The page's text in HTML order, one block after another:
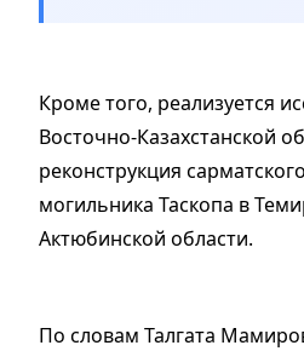
Кроме того, реализуется
Восточно-Казахстанской
реконструкция
могильника Таскопа в
Актюбинской области.
По словам Талгата